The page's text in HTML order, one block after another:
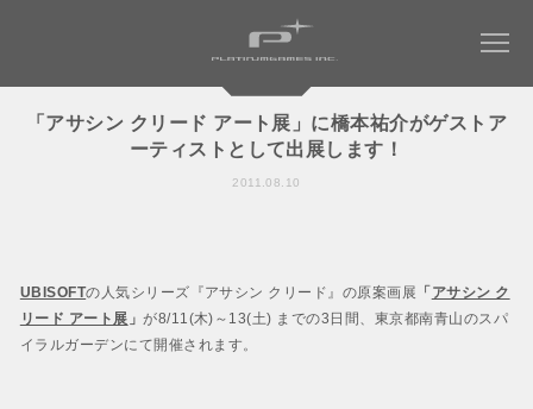
COMPANY
社長メッセージ
社名について
すべてのタイトル
ミュータントタートルズ：ラスト・ローニン
MAGAZINE
RECRUIT
「アサシン クリード アート展」に橋本祐介がゲストア
ーティストとして出展します！
2011.08.10
UBISOFTの人気シリーズ『アサシン クリード』の原案画展 「 アサシン ク
リード アート展 」が8/11(木)～13(土) までの3日間、東京都南青山のスパ
イラルガーデンにて開催されます。